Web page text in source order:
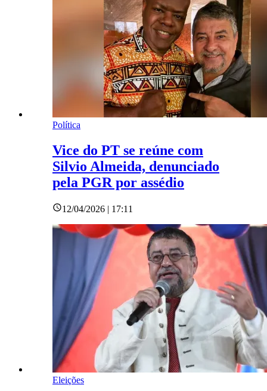
Política
Vice do PT se reúne com
Silvio Almeida, denunciado
pela PGR por assédio
12/04/2026 | 17:11
Eleições